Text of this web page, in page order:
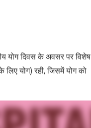
योग दिवस के अवसर पर विशेष
योग) रही, जिसमें योग को